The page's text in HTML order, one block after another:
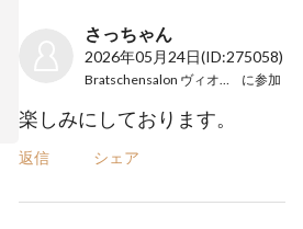
さっちゃん
2026年05月24日(ID:275058)
に参加
楽しみにしております。
返信 シェア